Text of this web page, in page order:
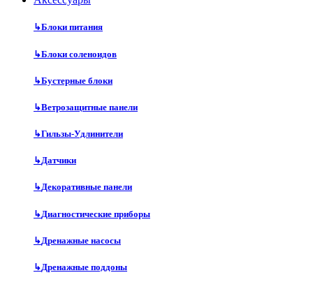
↳Блоки питания
↳Блоки соленоидов
↳Бустерные блоки
↳Ветрозащитные панели
↳Гильзы-Удлинители
↳Датчики
↳Декоративные панели
↳Диагностические приборы
↳Дренажные насосы
↳Дренажные поддоны